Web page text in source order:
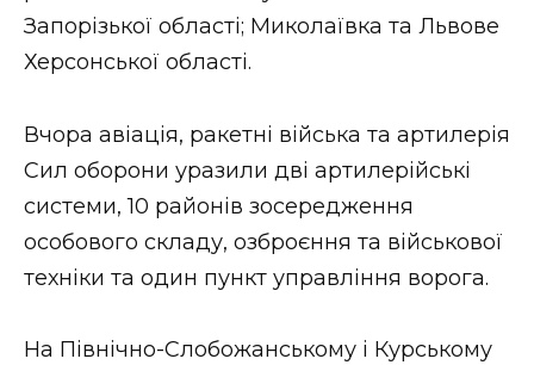
Запорізької області; Миколаївка та Львове
Херсонської області.
Вчора авіація, ракетні війська та артилерія
Сил оборони уразили дві артилерійські
системи, 10 районів зосередження
особового складу, озброєння та військової
техніки та один пункт управління ворога.
На Північно-Слобожанському і Курському